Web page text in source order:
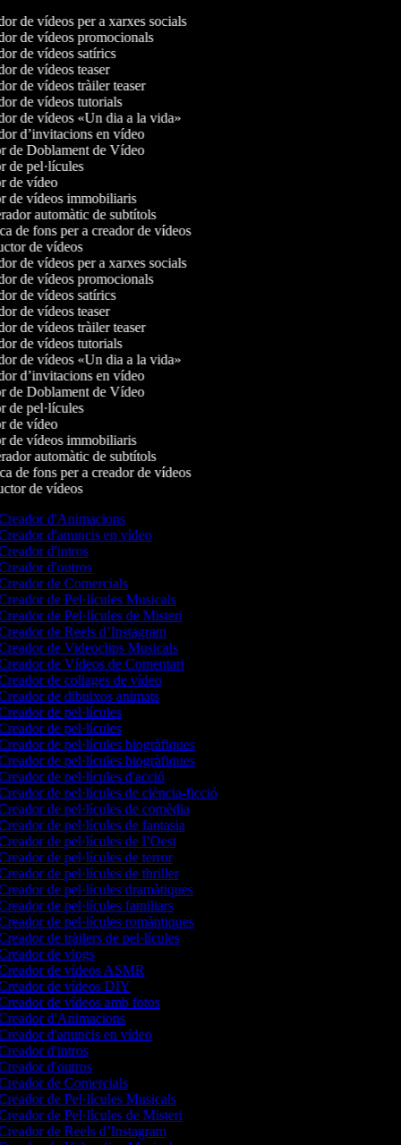
de vídeos per a xarxes socials
de vídeos promocionals
de vídeos satírics
de vídeos teaser
de vídeos tràiler teaser
de vídeos tutorials
de vídeos «Un dia a la vida»
d’invitacions en vídeo
de Doblament de Vídeo
pel·lícules
de vídeo
de vídeos immobiliaris
automàtic de subtítols
de fons per a creador de vídeos
de vídeos
de vídeos per a xarxes socials
de vídeos promocionals
de vídeos satírics
de vídeos teaser
de vídeos tràiler teaser
de vídeos tutorials
de vídeos «Un dia a la vida»
d’invitacions en vídeo
de Doblament de Vídeo
pel·lícules
de vídeo
de vídeos immobiliaris
automàtic de subtítols
de fons per a creador de vídeos
de vídeos
d'Animacions
d'anuncis en vídeo
d'intros
d'outros
de Comercials
de Pel·lícules Musicals
de Pel·lícules de Misteri
de Reels d’Instagram
de Videoclips Musicals
de Vídeos de Comentari
de collages de vídeo
de dibuixos animats
de pel·lícules
de pel·lícules
de pel·lícules biogràfiques
de pel·lícules biogràfiques
de pel·lícules d'acció
de pel·lícules de ciència-ficció
de pel·lícules de comèdia
de pel·lícules de fantasia
de pel·lícules de l’Oest
de pel·lícules de terror
de pel·lícules de thriller
de pel·lícules dramàtiques
de pel·lícules familiars
de pel·lícules romàntiques
de tràilers de pel·lícules
de vlogs
de vídeos ASMR
de vídeos DIY
de vídeos amb fotos
d'Animacions
d'anuncis en vídeo
d'intros
d'outros
de Comercials
de Pel·lícules Musicals
de Pel·lícules de Misteri
de Reels d’Instagram